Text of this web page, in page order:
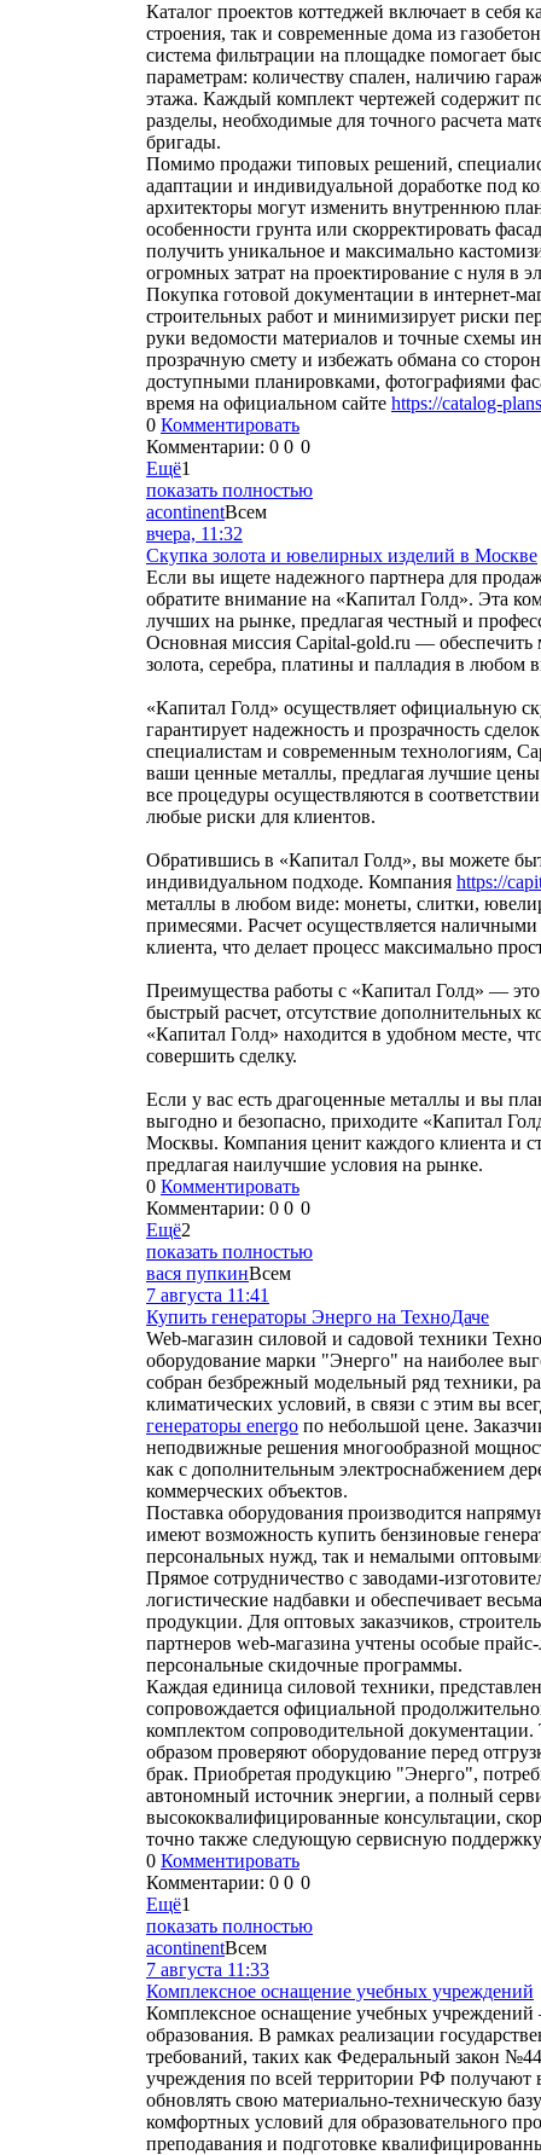
Каталог проектов коттеджей включает в себя
строения, так и современные дома из
система фильтрации на площадке помогает
параметрам: количеству спален, наличию
этажа. Каждый комплект чертежей содержит
разделы, необходимые для точного расчета
бригады.
Помимо продажи типовых решений,
адаптации и индивидуальной доработке под
архитекторы могут изменить внутреннюю
особенности грунта или скорректировать
получить уникальное и максимально
огромных затрат на проектирование с нуля в
Покупка готовой документации в интернет-
строительных работ и минимизирует риски
руки ведомости материалов и точные схемы
прозрачную смету и избежать обмана со
доступными планировками, фотографиями
время на официальном сайте https://catalog-
0 Комментировать
Комментарии: 0 0 0
Ещё1
показать полностью
acontinentВсем
вчера, 11:32
Скупка золота и ювелирных изделий в Москве
Если вы ищете надежного партнера для
обратите внимание на «Капитал Голд». Эта
лучших на рынке, предлагая честный и
Основная миссия Capital-gold.ru —
золота, серебра, платины и палладия в любом
«Капитал Голд» осуществляет официальную
гарантирует надежность и прозрачность
специалистам и современным технологиям,
ваши ценные металлы, предлагая лучшие
все процедуры осуществляются в
любые риски для клиентов.
Обратившись в «Капитал Голд», вы можете
индивидуальном подходе. Компания https://
металлы в любом виде: монеты, слитки,
примесями. Расчет осуществляется
клиента, что делает процесс максимально
Преимущества работы с «Капитал Голд» — это
быстрый расчет, отсутствие дополнительных
«Капитал Голд» находится в удобном месте,
совершить сделку.
Если у вас есть драгоценные металлы и вы
выгодно и безопасно, приходите «Капитал
Москвы. Компания ценит каждого клиента и
предлагая наилучшие условия на рынке.
0 Комментировать
Комментарии: 0 0 0
Ещё2
показать полностью
вася пупкинВсем
7 августа 11:41
Купить генераторы Энерго на ТехноДаче
Web-магазин силовой и садовой техники
оборудование марки "Энерго" на наиболее
собран безбрежный модельный ряд техники,
климатических условий, в связи с этим вы
генераторы energo по небольшой цене.
неподвижные решения многообразной
как с дополнительным электроснабжением
коммерческих объектов.
Поставка оборудования производится
имеют возможность купить бензиновые
персональных нужд, так и немалыми
Прямое сотрудничество с заводами-
логистические надбавки и обеспечивает
продукции. Для оптовых заказчиков,
партнеров web-магазина учтены особые
персональные скидочные программы.
Каждая единица силовой техники,
сопровождается официальной
комплектом сопроводительной
образом проверяют оборудование перед
брак. Приобретая продукцию "Энерго",
автономный источник энергии, а полный
высококвалифицированные консультации,
точно также следующую сервисную
0 Комментировать
Комментарии: 0 0 0
Ещё1
показать полностью
acontinentВсем
7 августа 11:33
Комплексное оснащение учебных учреждений
Комплексное оснащение учебных
образования. В рамках реализации
требований, таких как Федеральный закон
учреждения по всей территории РФ получают
обновлять свою материально-техническую
комфортных условий для образовательного
преподавания и подготовке